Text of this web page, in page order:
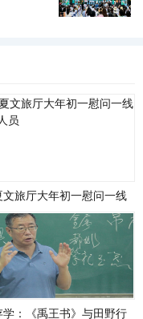
文旅厅大年初一慰问一线
学：《禹王书》与田野行